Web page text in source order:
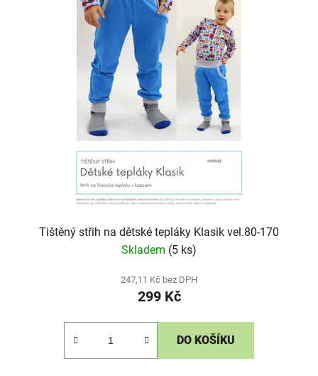
Tištěný střih na dětské tepláky Klasik vel.80-170
Skladem (5 ks)
247,11 Kč bez DPH
299 Kč
DO KOŠÍKU